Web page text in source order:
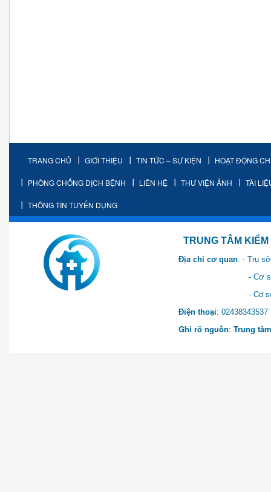
TRANG CHỦ GIỚI THIỆU TIN TỨC – SỰ KIỆN HOẠT ĐỘNG
PHÒNG CHỐNG DỊCH BỆNH LIÊN HỆ THƯ VIỆN ẢNH TÀI
THÔNG TIN TUYỂN DỤNG
TRUNG TÂM KIỂM SOÁT
Địa chỉ cơ quan: - Trụ
- Cơ sở 2: Khu Hành
- Cơ sở 3: Số 1 Ngõ 2
Điện thoại:
Ghi rõ nguồn: Trung